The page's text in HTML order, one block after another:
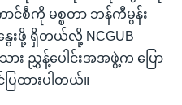
င်စီကို မစ္စတာ ဘန်ကီမွန်း
းဖို့ ရှိတယ်လို့ NCGUB
ား ညွှန့်ပေါင်းအအဖွဲ့က ပြော
ြထားပါတယ်။